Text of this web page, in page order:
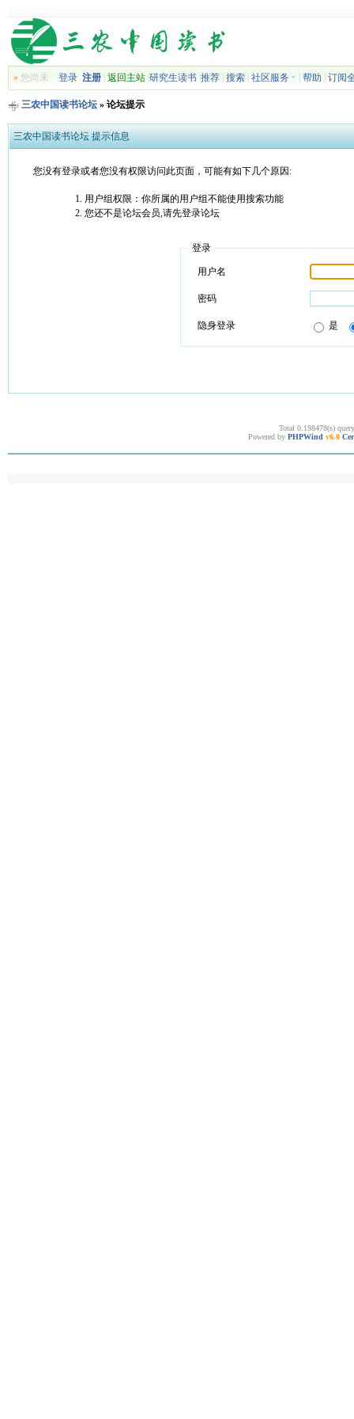
»您尚未 登录 注册| 返回主站| 研究生读书| 推荐| 搜索| 社区服务 帮助 订阅
三农中国读书论坛» 论坛提示
三农中国读书论坛 提示信息
您没有登录或者您没有权限访问此页面，可能有如下几个原因:
用户组权限：你所属的用户组不能使用搜索功能
您还不是论坛会员,请先登录论坛
登录
用户名
密码
隐身登录 是
Total 0.198478(s)
Powered by PHPWind v6.0